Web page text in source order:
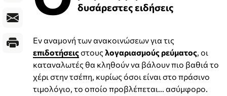
δυσάρεστες ειδήσεις
Εν αναμονή των ανακοινώσεων για τις
επιδοτήσειςστους λογαριασμούς ρεύματος, οι
καταναλωτές θα κληθούν να βάλουν πιο βαθιά το
χέρι στην τσέπη, κυρίως όσοι είναι στο πράσινο
τιμολόγιο, το οποίο προβλέπεται... ασύμφορο.